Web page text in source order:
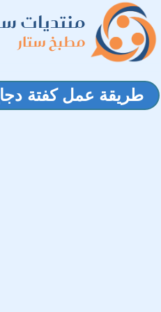
منتديات
مطبخ ستار
طريقة عمل كفتة